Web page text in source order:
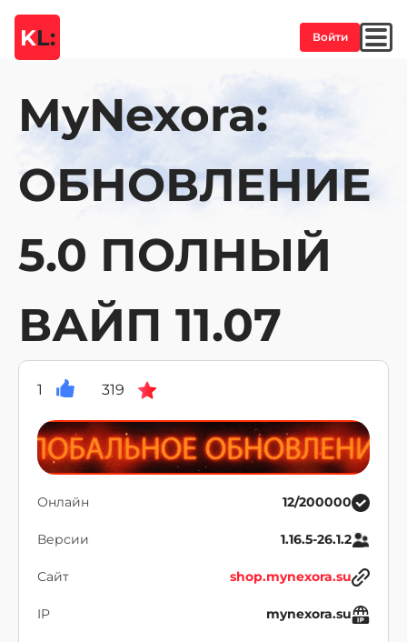
KL: Войти
MyNexora:
ОБНОВЛЕНИЕ
5.0 ПОЛНЫЙ
ВАЙП 11.07
1 319
Онлайн 12/200000
Версии 1.16.5-26.1.2
Сайт shop.mynexora.su
IP mynexora.su